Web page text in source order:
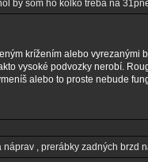
by som ho kolko treba na
krížením alebo vyrezanými
vysoké podvozky nerobí.
alebo to proste nebude
, prerábky zadných brzd